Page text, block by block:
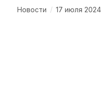
Новости / 17 июля 2024